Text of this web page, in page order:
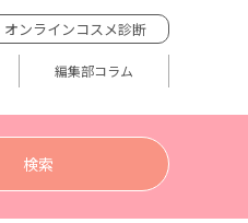
オンラインコスメ診断
編集部コラム